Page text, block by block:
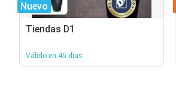
Nuevo
Tiendas D1
Válido en 45 días